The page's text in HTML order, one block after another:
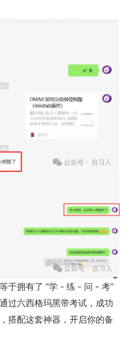
于拥有了 “学 - 练 - 问 - 考”
过六西格玛黑带考试，成功
搭配这套神器，开启你的备